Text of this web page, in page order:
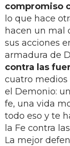
compromiso
lo que hace
hacen un mal
sus acciones
armadura de
contra las
cuatro medios
el Demonio:
fe, una vida
todo eso y te
la Fe contra
La mejor